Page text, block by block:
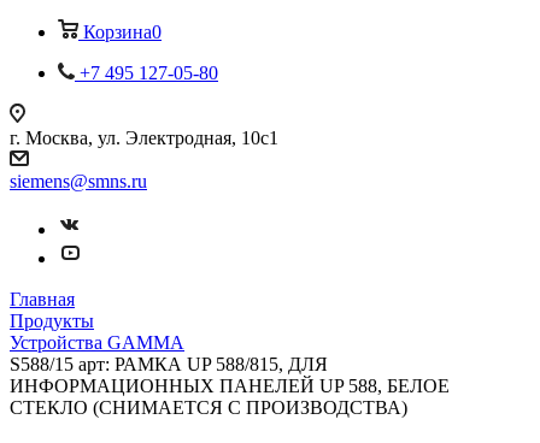
Корзина0
+7 495 127-05-80
г. Москва, ул. Электродная, 10с1
siemens@smns.ru
Главная
Продукты
Устройства GAMMA
S588/15 арт: РАМКА UP 588/815, ДЛЯ
ИНФОРМАЦИОННЫХ ПАНЕЛЕЙ UP 588, БЕЛОЕ
СТЕКЛО (СНИМАЕТСЯ С ПРОИЗВОДСТВА)